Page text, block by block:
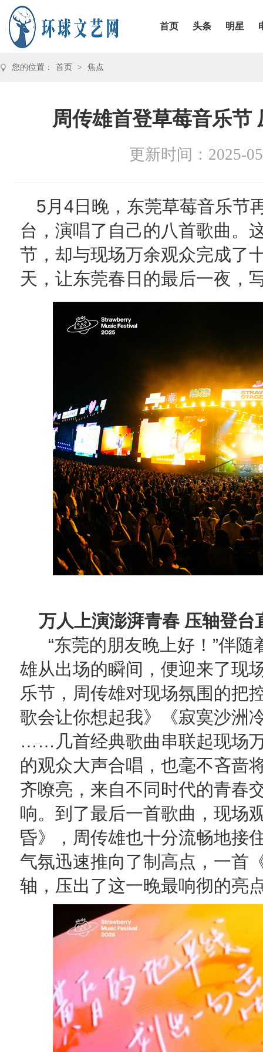
首页 头条 明星
您的位置： 首页 > 焦点
周传雄首登草莓音乐节
更新时间：2025-
5月4日晚，东莞草莓音乐节
台，演唱了自己的八首歌曲。
节，却与现场万余观众完成了
天，让东莞春日的最后一夜，
万人上演澎湃青春 压轴登台
“东莞的朋友晚上好！”伴
雄从出场的瞬间，便迎来了现
乐节，周传雄对现场氛围的把
歌会让你想起我》《寂寞沙洲
……几首经典歌曲串联起现场
的观众大声合唱，也毫不吝啬
齐嘹亮，来自不同时代的青春
响。到了最后一首歌曲，现场
昏》，周传雄也十分流畅地接
气氛迅速推向了制高点，一首
轴，压出了这一晚最响彻的亮